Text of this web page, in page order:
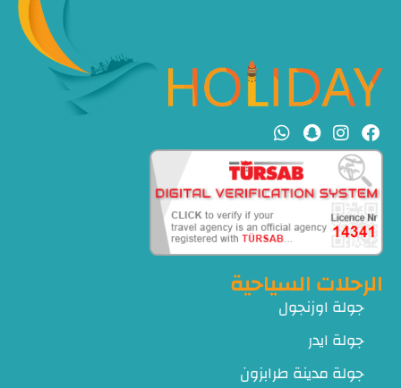
الرحلات السياحية
جولة اوزنجول
جولة ايدر
جولة مدينة طرابزون